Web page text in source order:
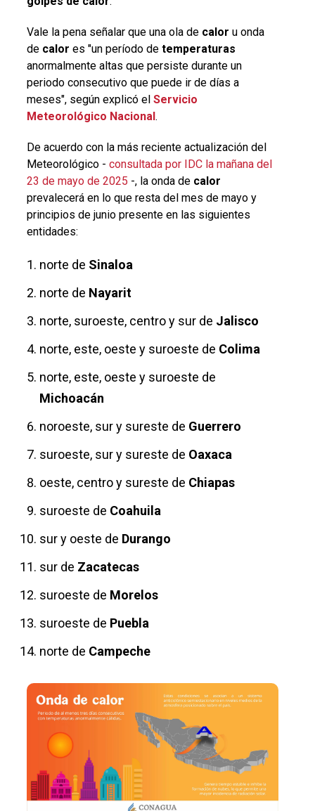
Vale la pena señalar que una ola de calor u onda
de calor es "un período de temperaturas
anormalmente altas que persiste durante un
periodo consecutivo que puede ir de días a
meses", según explicó el Servicio
Meteorológico Nacional.
De acuerdo con la más reciente actualización del
Meteorológico - consultada por IDC la mañana del
23 de mayo de 2025 -, la onda de calor
prevalecerá en lo que resta del mes de mayo y
principios de junio presente en las siguientes
entidades:
norte de Sinaloa
norte de Nayarit
norte, suroeste, centro y sur de Jalisco
norte, este, oeste y suroeste de Colima
norte, este, oeste y suroeste de
Michoacán
noroeste, sur y sureste de Guerrero
suroeste, sur y sureste de Oaxaca
oeste, centro y sureste de Chiapas
suroeste de Coahuila
sur y oeste de Durango
sur de Zacatecas
suroeste de Morelos
suroeste de Puebla
norte de Campeche